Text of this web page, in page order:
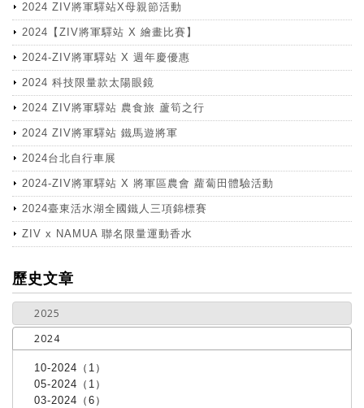
2024 ZIV將軍驛站X母親節活動
2024【ZIV將軍驛站 X 繪畫比賽】
2024-ZIV將軍驛站 X 週年慶優惠
2024 科技限量款太陽眼鏡
2024 ZIV將軍驛站 農食旅 蘆筍之行
2024 ZIV將軍驛站 鐵馬遊將軍
2024台北自行車展
2024-ZIV將軍驛站 X 將軍區農會 蘿蔔田體驗活動
2024臺東活水湖全國鐵人三項錦標賽
ZIV x NAMUA 聯名限量運動香水
more
歷史文章
2025
2024
10-2024（1）
05-2024（1）
03-2024（6）